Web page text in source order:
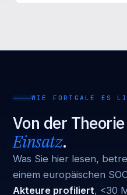
WIE FORTGALE ES
Von der
Einsatz.
Was Sie hier lesen,
einem europäischen
Akteure profiliert, <30